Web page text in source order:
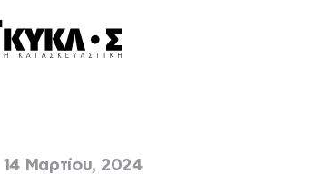
14 Μαρτίου, 2024